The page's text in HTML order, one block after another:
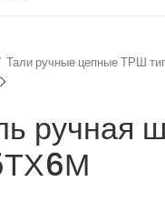
Тали ручные цепные ТРШ
ручная